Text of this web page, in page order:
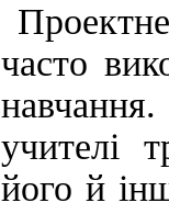
часто
учителі
його й